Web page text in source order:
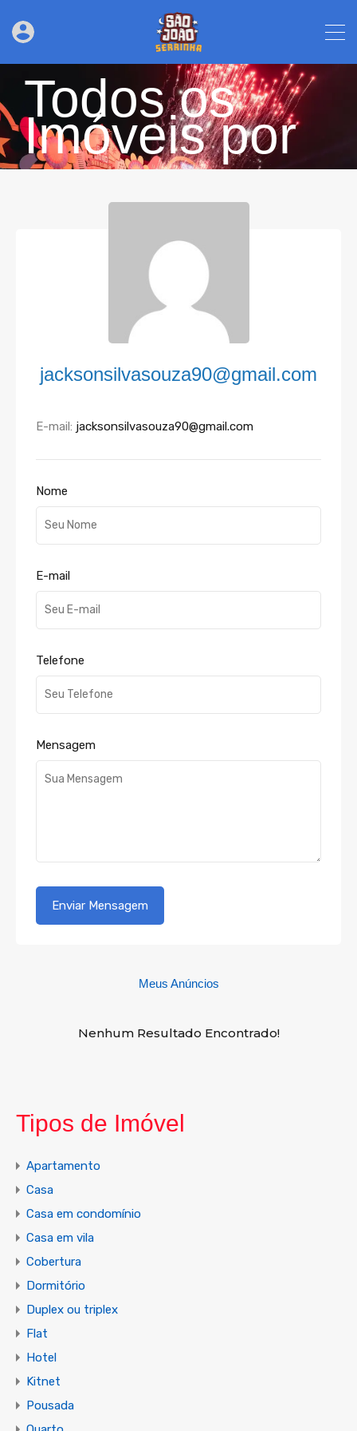
Todos os
Imóveis por
jacksonsilvasouza90@gmail.com
E-mail: jacksonsilvasouza90@gmail.com
Nome
E-mail
Telefone
Mensagem
Meus Anúncios
Nenhum Resultado Encontrado!
Tipos de Imóvel
Apartamento
Casa
Casa em condomínio
Casa em vila
Cobertura
Dormitório
Duplex ou triplex
Flat
Hotel
Kitnet
Pousada